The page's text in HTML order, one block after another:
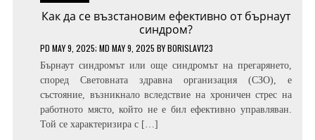
Как да се възстановим ефективно от бърнаут
синдром?
PD MAY 9, 2025; MD MAY 9, 2025 BYBORISLAV123
Бърнаут синдромът или още синдромът на прегарянето,
според Световната здравна организация (СЗО), е
състояние, възникнало вследствие на хроничен стрес на
работното място, който не е бил ефективно управляван.
Той се характеризира с […]